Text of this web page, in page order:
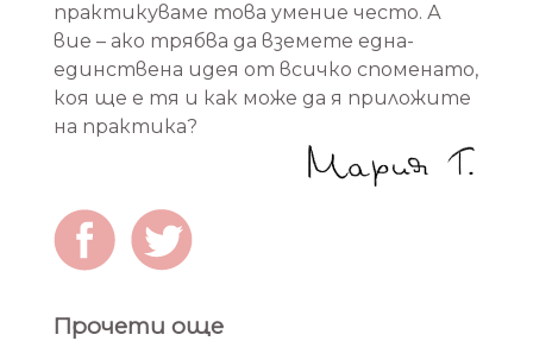
практикуваме това умение често. А
вие – ако трябва да вземете една-
единствена идея от всичко споменато,
коя ще е тя и как може да я приложите
на практика?
Прочети още